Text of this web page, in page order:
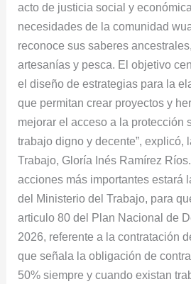
acto de justicia social y
necesidades de la comunidad
reconoce sus saberes
artesanías y pesca. El objetivo
el diseño de estrategias para la
que permitan crear proyectos y
mejorar el acceso a la protección
trabajo digno y decente”, explicó,
Trabajo, Gloría Inés Ramírez
acciones más importantes estará
del Ministerio del Trabajo, para
articulo 80 del Plan Nacional de
2026, referente a la contratación
que señala la obligación de
50% siempre y cuando existan